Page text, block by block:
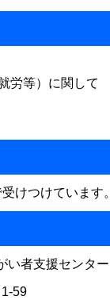
労等）に関して
けつけています
い者支援センター
59